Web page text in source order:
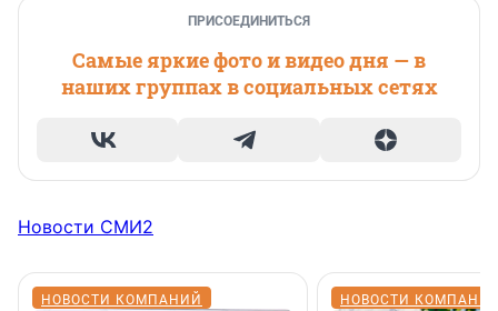
ПРИСОЕДИНИТЬСЯ
Самые яркие фото и видео дня — в
наших группах в социальных сетях
Новости СМИ2
НОВОСТИ КОМПАНИЙ НОВОСТИ